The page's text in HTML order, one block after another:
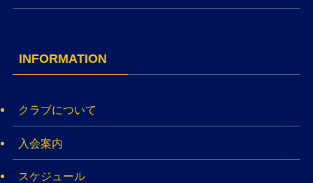
INFORMATION
クラブについて
入会案内
スケジュール